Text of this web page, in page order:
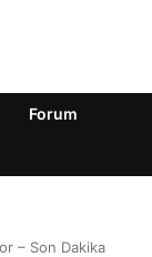
Forum
– Son Dakika